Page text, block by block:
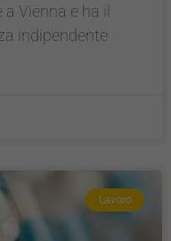
Vienna e ha il
indipendente
Lavoro